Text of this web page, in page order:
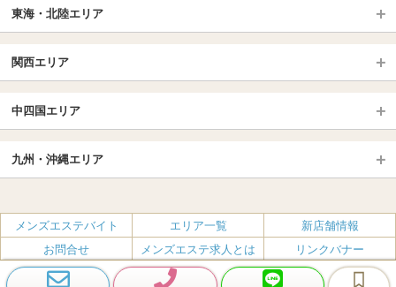
岩手 (盛岡・北上)
福島 (いわき・郡山)
山形
長野・松本・上田
群馬（伊勢崎・高崎・前橋）
大宮・浦和・川口
越谷・春日部
千葉TOP
松戸・柏
池袋・大塚
新宿
恵比寿・目黒・自由が丘
赤坂・麻布・六本木
品川・五反田・蒲田
銀座・東京・新橋
飯田橋・水道橋・市ヶ谷
神田・秋葉原・人形町
東海・北陸エリア
愛知（名古屋）
岐阜県
北陸
名古屋TOP
丸の内・久屋・高岳
大須・上前津・鶴舞
新栄町・東新町
千種・今池・黒川・大曽根
金山・熱田
一宮・津島・小牧
関西エリア
京都駅・伏見区
烏丸御池駅
四条烏丸・河原町・祇園四条
三条・京都市役所前
大阪エリア
梅田・北新地
肥後橋・淀屋橋・北浜
南森町・天満・京橋
日本橋（大阪市）
中四国エリア
広島
岡山
香川（高松）
愛媛（松山）
徳島
高知
九州・沖縄エリア
福岡
佐賀
長崎
熊本
大分
メンズエステバイト エリア一覧
新店舗情報
お問合せ
メンズエステ求人とは
リンクバナー
プライバシーポリシー・利用規約
無料掲載 会社概要